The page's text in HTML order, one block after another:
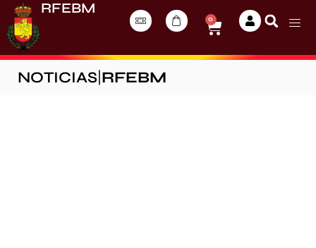
RFEBM
0
NOTICIAS RFEBM